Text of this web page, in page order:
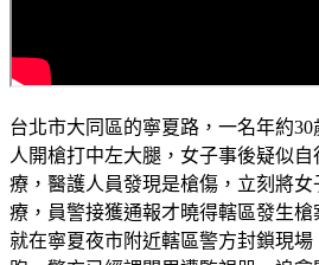
台北市大同區的寧夏路，一名年約
人開槍打中左大腿，女子事後疑似
療，醫護人員發現是槍傷，立刻將
療，員警接獲通報才曉得轄區發生
就在寧夏夜市附近轄區警方封鎖現